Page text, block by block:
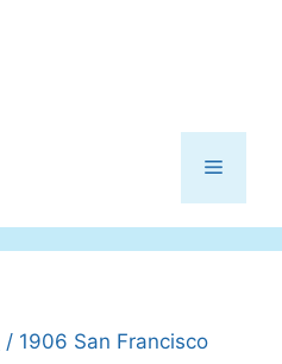
Menú
/ 1906 San Francisco